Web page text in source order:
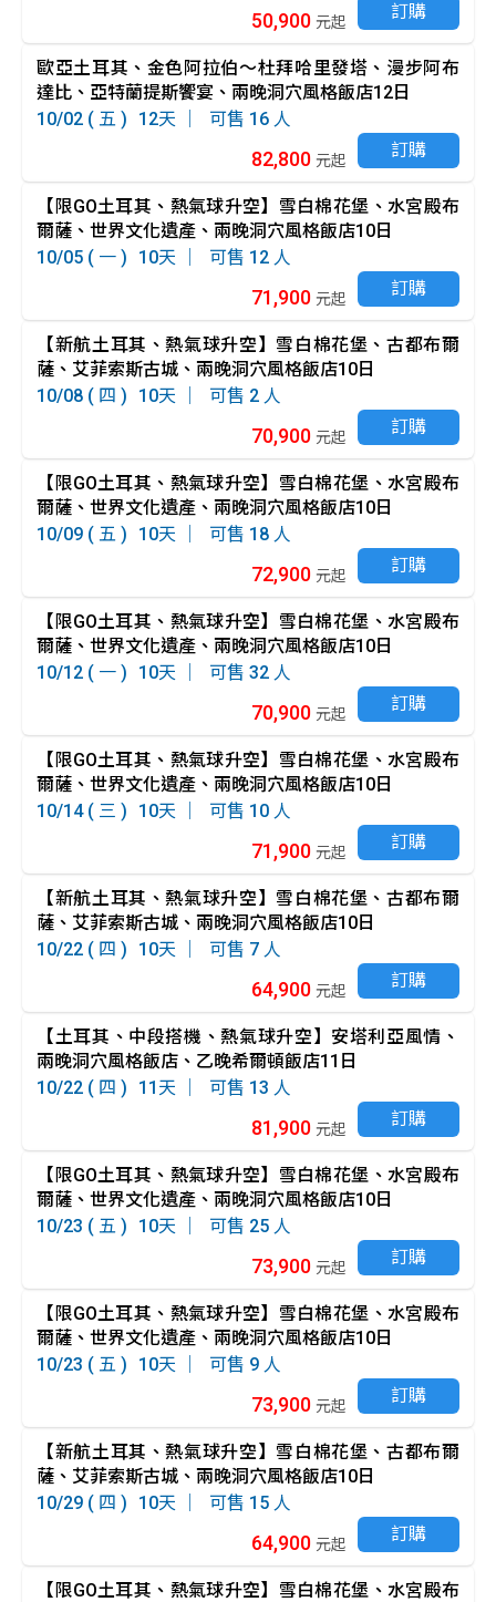
50,900 元起 訂購
10/02 ( 五 )
歐亞土耳其、金色阿拉伯～杜拜哈里發塔、漫步阿布
達比、亞特蘭提斯饗宴、兩晚洞穴風格飯店12日
12
16
82,800 元起 訂購
10/05 ( 一 )
【限GO土耳其、熱氣球升空】雪白棉花堡、水宮殿布
爾薩、世界文化遺產、兩晚洞穴風格飯店10日
10
12
71,900 元起 訂購
10/08 ( 四 )
【新航土耳其、熱氣球升空】雪白棉花堡、古都布爾
薩、艾菲索斯古城、兩晚洞穴風格飯店10日
10
2
70,900 元起 訂購
10/09 ( 五 )
【限GO土耳其、熱氣球升空】雪白棉花堡、水宮殿布
爾薩、世界文化遺產、兩晚洞穴風格飯店10日
10
18
72,900 元起 訂購
10/12 ( 一 )
【限GO土耳其、熱氣球升空】雪白棉花堡、水宮殿布
爾薩、世界文化遺產、兩晚洞穴風格飯店10日
10
32
70,900 元起 訂購
10/14 ( 三 )
【限GO土耳其、熱氣球升空】雪白棉花堡、水宮殿布
爾薩、世界文化遺產、兩晚洞穴風格飯店10日
10
10
71,900 元起 訂購
10/22 ( 四 )
【新航土耳其、熱氣球升空】雪白棉花堡、古都布爾
薩、艾菲索斯古城、兩晚洞穴風格飯店10日
10
7
64,900 元起 訂購
10/22 ( 四 )
【土耳其、中段搭機、熱氣球升空】安塔利亞風情、
兩晚洞穴風格飯店、乙晚希爾頓飯店11日
11
13
81,900 元起 訂購
10/23 ( 五 )
【限GO土耳其、熱氣球升空】雪白棉花堡、水宮殿布
爾薩、世界文化遺產、兩晚洞穴風格飯店10日
10
25
73,900 元起 訂購
10/23 ( 五 )
【限GO土耳其、熱氣球升空】雪白棉花堡、水宮殿布
爾薩、世界文化遺產、兩晚洞穴風格飯店10日
10
9
73,900 元起 訂購
10/29 ( 四 )
【新航土耳其、熱氣球升空】雪白棉花堡、古都布爾
薩、艾菲索斯古城、兩晚洞穴風格飯店10日
10
15
64,900 元起 訂購
【限GO土耳其、熱氣球升空】雪白棉花堡、水宮殿布